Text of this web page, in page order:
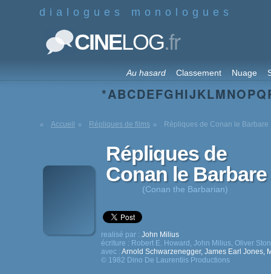
dialogues monologues
CINELOG.fr
Au hasard Classement Nuage
*ABCDEFGHIJKLMNOPQ
Accueil Répliques de films Répliques de Conan le Barbare
Répliques de
Conan le Barbare
(Conan the Barbarian)
realisé par : John Milius
écriture : Robert E. Howard , John Milius, Oliver
avec : Arnold Schwarzenegger, James Earl Jones,
© 1982 Dino De Laurentiis Productions